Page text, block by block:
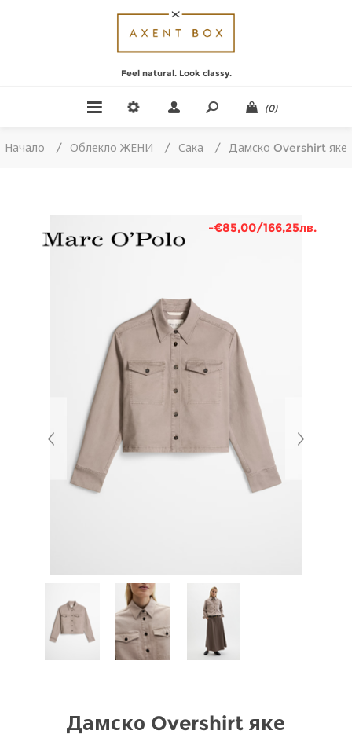
Feel natural. Look classy.
(0)
Начало / Облекло ЖЕНИ / Сака / Дамско Overshirt яке
-€85,00/166,25лв.
Дамско Overshirt яке